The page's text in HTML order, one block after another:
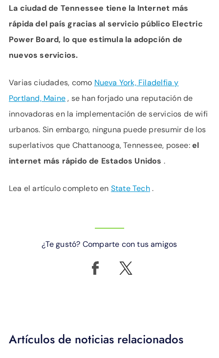
La ciudad de Tennessee tiene la Internet más
rápida del país gracias al servicio público Electric
Power Board, lo que estimula la adopción de
nuevos servicios.
Varias ciudades, como Nueva York, Filadelfia y
Portland, Maine, se han forjado una reputación de
innovadoras en la implementación de servicios de wifi
urbanos. Sin embargo, ninguna puede presumir de los
superlativos que Chattanooga, Tennessee, posee:el
internet más rápido de Estados Unidos .
Lea el artículo completo en State Tech.
¿Te gustó? Comparte con tus amigos
Artículos de noticias relacionados